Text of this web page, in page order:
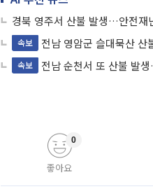
경북 영주서 산불 발생…안전재
속보 전남 영암군 슬대묵산 산
속보 전남 순천서 또 산불 발
좋아요
0